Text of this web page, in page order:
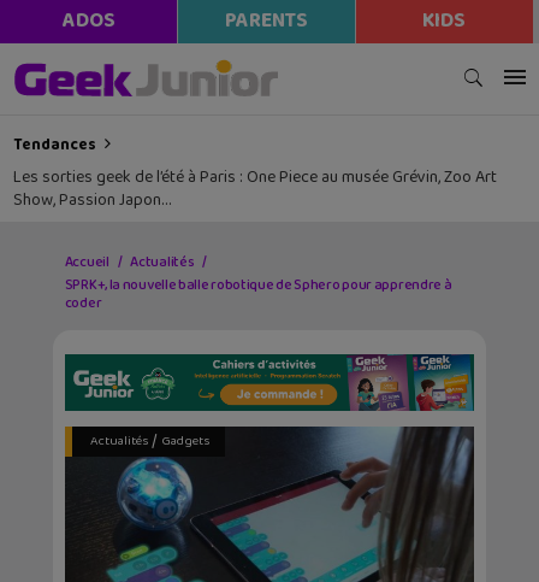
ADOS PARENTS KIDS
Tendances
Les sorties geek de l’été à Paris : One Piece au musée Grévin, Zoo Art
Show, Passion Japon…
Accueil
Actualités
SPRK+, la nouvelle balle robotique de Sphero pour apprendre à
coder
Actualités/ Gadgets